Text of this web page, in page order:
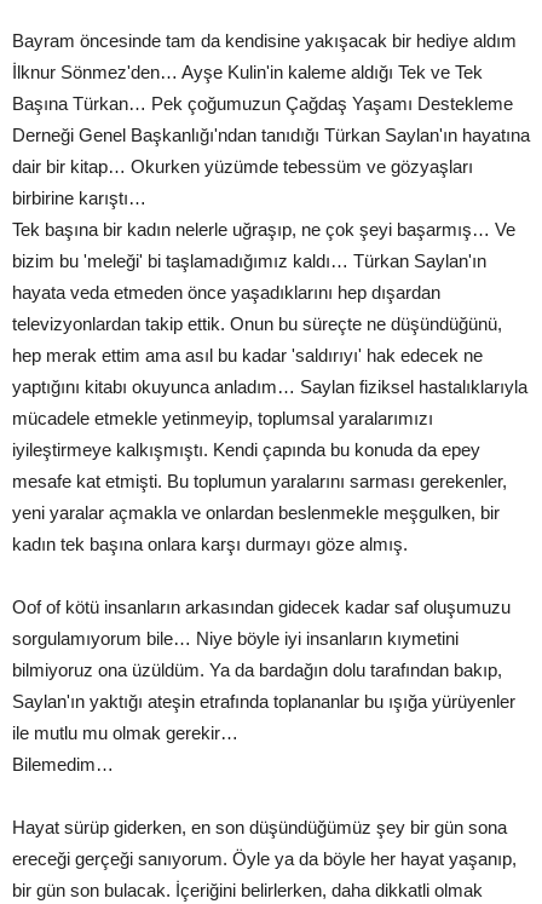
Bayram öncesinde tam da kendisine yakışacak bir hediye aldım
İlknur Sönmez'den… Ayşe Kulin'in kaleme aldığı Tek ve Tek
Başına Türkan… Pek çoğumuzun Çağdaş Yaşamı Destekleme
Derneği Genel Başkanlığı'ndan tanıdığı Türkan Saylan'ın hayatına
dair bir kitap… Okurken yüzümde tebessüm ve gözyaşları
birbirine karıştı…
Tek başına bir kadın nelerle uğraşıp, ne çok şeyi başarmış… Ve
bizim bu 'meleği' bi taşlamadığımız kaldı… Türkan Saylan'ın
hayata veda etmeden önce yaşadıklarını hep dışardan
televizyonlardan takip ettik. Onun bu süreçte ne düşündüğünü,
hep merak ettim ama asıl bu kadar 'saldırıyı' hak edecek ne
yaptığını kitabı okuyunca anladım… Saylan fiziksel hastalıklarıyla
mücadele etmekle yetinmeyip, toplumsal yaralarımızı
iyileştirmeye kalkışmıştı. Kendi çapında bu konuda da epey
mesafe kat etmişti. Bu toplumun yaralarını sarması gerekenler,
yeni yaralar açmakla ve onlardan beslenmekle meşgulken, bir
kadın tek başına onlara karşı durmayı göze almış.
Oof of kötü insanların arkasından gidecek kadar saf oluşumuzu
sorgulamıyorum bile… Niye böyle iyi insanların kıymetini
bilmiyoruz ona üzüldüm. Ya da bardağın dolu tarafından bakıp,
Saylan'ın yaktığı ateşin etrafında toplananlar bu ışığa yürüyenler
ile mutlu mu olmak gerekir…
Bilemedim…
Hayat sürüp giderken, en son düşündüğümüz şey bir gün sona
ereceği gerçeği sanıyorum. Öyle ya da böyle her hayat yaşanıp,
bir gün son bulacak. İçeriğini belirlerken, daha dikkatli olmak